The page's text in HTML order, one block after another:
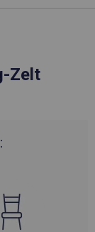
Zelt